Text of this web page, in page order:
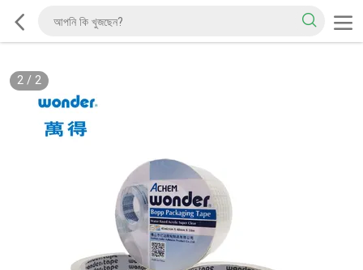
2/ 2